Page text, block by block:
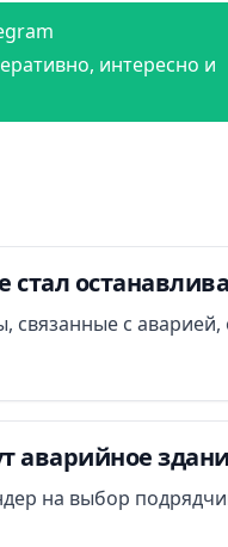
интересно и
связанные с
аварийное
на выбор